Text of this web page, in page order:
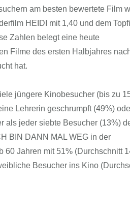
am besten bewertete Film
HEIDI mit 1,40 und dem
Zahlen belegt eine heute
Filme des ersten Halbjahres
hat.
jüngere Kinobesucher (bis zu
Lehrerin geschrumpft (49%)
als jeder siebte Besucher (13%)
BIN DANN MAL WEG in der
60 Jahren mit 51% (Durchschnitt
Besucher ins Kino